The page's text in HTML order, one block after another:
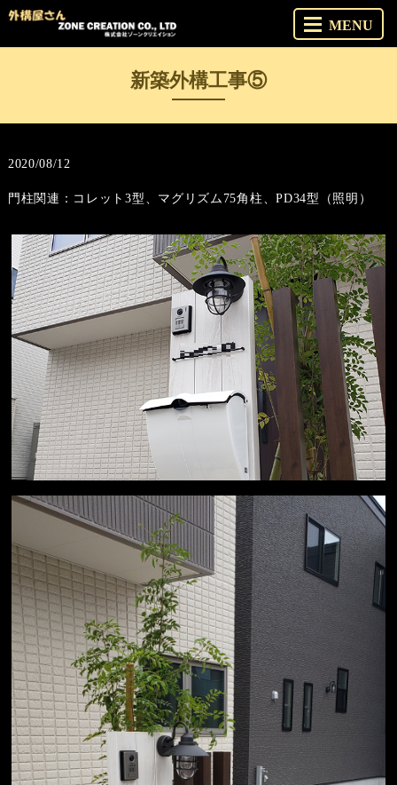
MENU
新築外構工事⑤
2020/08/12
門柱関連：コレット3型、マグリズム75角柱、PD34型（照明）